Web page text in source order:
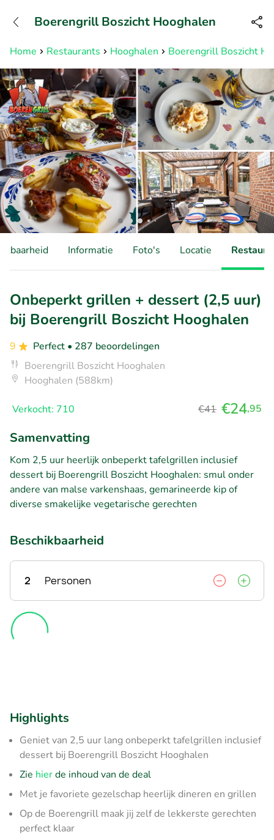
Bereikbaar tot 23:00 uur
Home Restaurants Hooghalen Boerengrill Boszicht
Boerengrill Boszicht Hooghalen
Informatie Foto's Locatie
Onbeperkt grillen + dessert (2,5 uur)
bij Boerengrill Boszicht Hooghalen
9 Perfect • 287 beoordelingen
Boerengrill Boszicht Hooghalen
Hooghalen (588km)
Verkocht: 710 €41 €24,95
Samenvatting
Kom 2,5 uur heerlijk onbeperkt tafelgrillen inclusief
dessert bij Boerengrill Boszicht Hooghalen: smul onder
andere van malse varkenshaas, gemarineerde kip of
diverse smakelijke vegetarische gerechten
Beschikbaarheid
2 Personen
Highlights
Geniet van 2,5 uur lang onbeperkt tafelgrillen inclusief
dessert bij Boerengrill Boszicht Hooghalen
Zie hierde inhoud van de deal
Met je favoriete gezelschap heerlijk dineren en grillen
Op de Boerengrill maak jij zelf de lekkerste gerechten
perfect klaar